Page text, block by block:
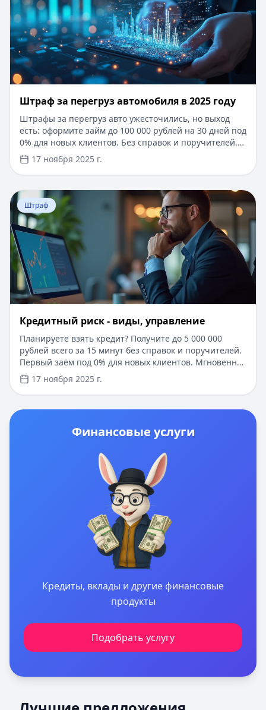
Штраф за перегруз автомобиля в 2025 году
Штрафы за перегруз авто ужесточились, но выход
есть: оформите займ до 100 000 рублей на 30 дней под
0% для новых клиентов. Без справок и поручителей.
Решение за 5 минут — погасите штрафы без
задержек! Используйте современные технологии и
знание законов, чтобы избежать проблем на дорогах.
17 ноября 2025 г.
Перейти к статье: Кредитный риск - виды, управление
Штраф
Кредитный риск - виды, управление
Планируете взять кредит? Получите до 5 000 000
рублей всего за 15 минут без справок и поручителей.
Первый заём под 0% для новых клиентов. Мгновенное
одобрение онлайн по паспорту, деньги на карту
любого банка. Узнайте, как правильно оценить свои
возможности и выбрать оптимальные условия
кредитования в нашем подробном руководстве по
17 ноября 2025 г.
Финансовые услуги
Кредиты, вклады и другие финансовые
продукты
Подобрать услугу